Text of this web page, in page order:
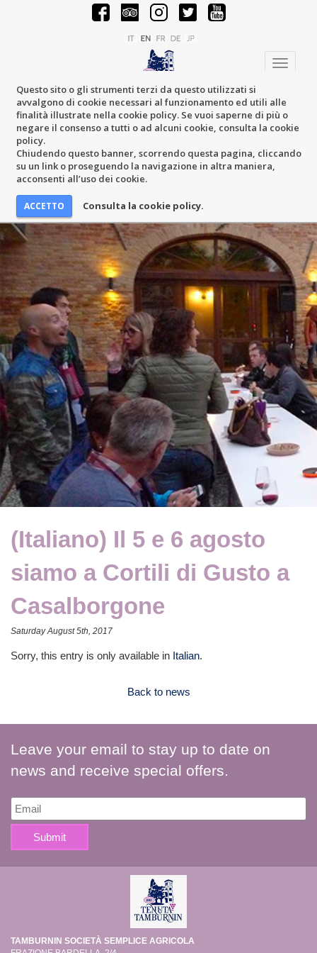
Questo sito o gli strumenti terzi da questo utilizzati si
avvalgono di cookie necessari al funzionamento ed utili alle
finalità illustrate nella cookie policy. Se vuoi saperne di più o
negare il consenso a tutti o ad alcuni cookie, consulta la cookie
policy.
Chiudendo questo banner, scorrendo questa pagina, cliccando
su un link o proseguendo la navigazione in altra maniera,
acconsenti all’uso dei cookie.
Consulta la cookie policy.
Toggle
(Italiano) Il 5 e 6 agosto
siamo a Cortili di Gusto a
Casalborgone
Saturday August 5th, 2017
Sorry, this entry is only available in Italian.
Back to news
Leave your email to stay up to date on
news and receive special offers.
TAMBURNIN SOCIETÀ SEMPLICE AGRICOLA